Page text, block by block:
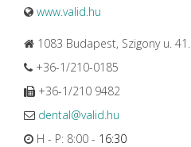
www.valid.hu
1083 Budapest, Szigony u. 41.
+36-1/210-0185
+36-1/210 9482
dental@valid.hu
H - P: 8:00 - 16:30